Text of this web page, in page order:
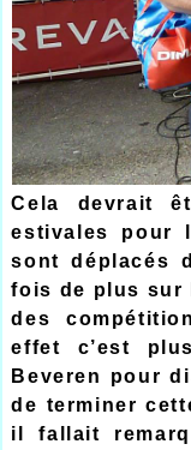
Cela devrait
estivales pour
sont déplacés
fois de plus sur
des
effet c’est
Beveren pour
de terminer
il fallait